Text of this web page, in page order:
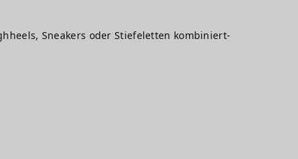
Sneakers oder Stiefeletten kombiniert-